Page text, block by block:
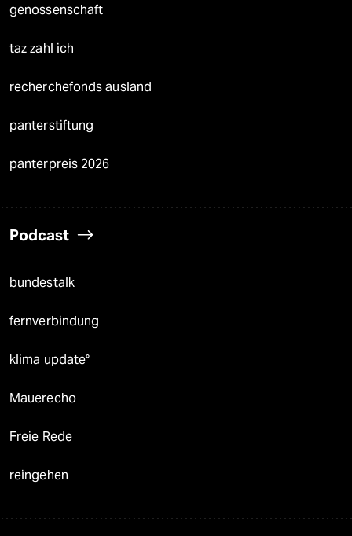
genossenschaft
taz zahl ich
recherchefonds ausland
panterstiftung
panterpreis 2026
Podcast
bundestalk
fernverbindung
klima update°
Mauerecho
Freie Rede
reingehen